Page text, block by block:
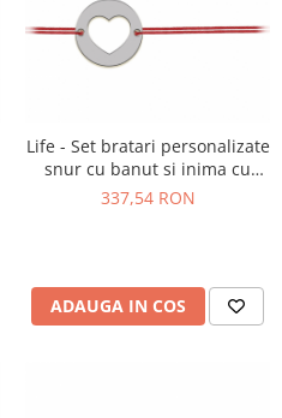
Life - Set bratari personalizate
snur cu banut si inima cu
nume din argint 925
337,54 RON
ADAUGA IN COS